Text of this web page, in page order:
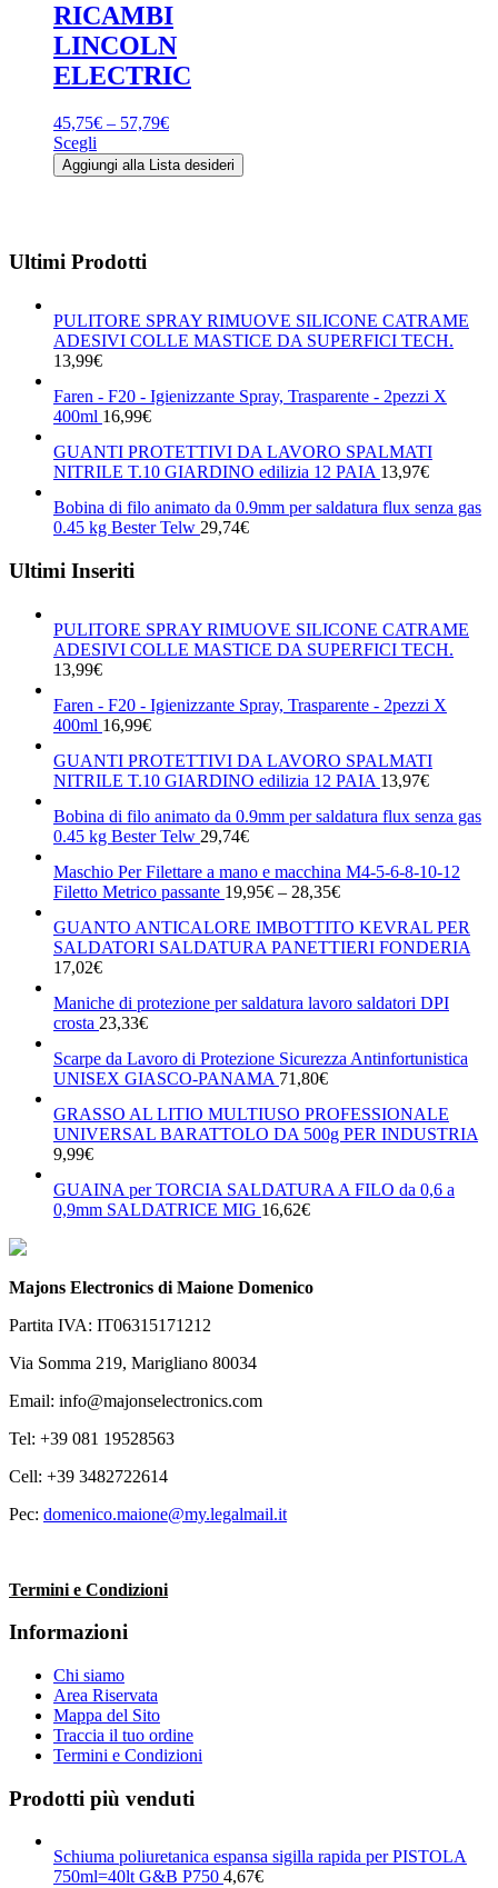
RICAMBI
LINCOLN
ELECTRIC
45,75€ – 57,79€
Scegli
prodotto
ha
opzioni
scelte
nella
pagina
prodotto
Aggiungi alla Lista desideri
Ultimi Prodotti
PULITORE SPRAY RIMUOVE SILICONE CATRAME
ADESIVI COLLE MASTICE DA SUPERFICI TECH.
13,99€
Faren - F20 - Igienizzante Spray, Trasparente - 2pezzi X
400ml 16,99€
GUANTI PROTETTIVI DA LAVORO SPALMATI
NITRILE T.10 GIARDINO edilizia 12 PAIA 13,97€
Bobina di filo animato da 0.9mm per saldatura flux senza gas
0.45 kg Bester Telw 29,74€
Ultimi Inseriti
PULITORE SPRAY RIMUOVE SILICONE CATRAME
ADESIVI COLLE MASTICE DA SUPERFICI TECH.
13,99€
Faren - F20 - Igienizzante Spray, Trasparente - 2pezzi X
400ml 16,99€
GUANTI PROTETTIVI DA LAVORO SPALMATI
NITRILE T.10 GIARDINO edilizia 12 PAIA 13,97€
Bobina di filo animato da 0.9mm per saldatura flux senza gas
0.45 kg Bester Telw 29,74€
Maschio Per Filettare a mano e macchina M4-5-6-8-10-12
Filetto Metrico passante 19,95€ – 28,35€
GUANTO ANTICALORE IMBOTTITO KEVRAL PER
SALDATORI SALDATURA PANETTIERI FONDERIA
17,02€
Maniche di protezione per saldatura lavoro saldatori DPI
crosta 23,33€
Scarpe da Lavoro di Protezione Sicurezza Antinfortunistica
UNISEX GIASCO-PANAMA 71,80€
GRASSO AL LITIO MULTIUSO PROFESSIONALE
UNIVERSAL BARATTOLO DA 500g PER INDUSTRIA
9,99€
GUAINA per TORCIA SALDATURA A FILO da 0,6 a
0,9mm SALDATRICE MIG 16,62€
Majons Electronics di Maione Domenico
Partita IVA: IT06315171212
Via Somma 219, Marigliano 80034
Email: info@majonselectronics.com
Tel: +39 081 19528563
Cell: +39 3482722614
Pec: domenico.maione@my.legalmail.it
Termini e Condizioni
Informazioni
Chi siamo
Area Riservata
Mappa del Sito
Traccia il tuo ordine
Termini e Condizioni
Prodotti più venduti
Schiuma poliuretanica espansa sigilla rapida per PISTOLA
750ml=40lt G&B P750 4,67€